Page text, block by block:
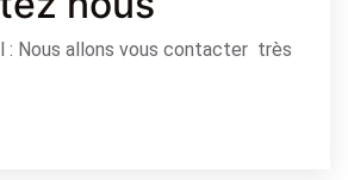
: Nous allons vous contacter très